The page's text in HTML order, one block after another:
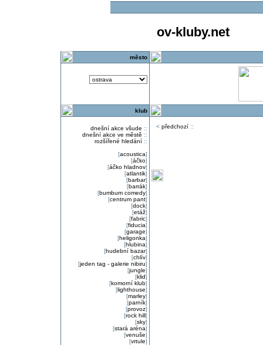
ov-kluby.net
město
klub
dnešní akce všude ::
dnešní akce ve městě ::
rozšířené hledání::
[acoustica]
[áčko]
[áčko hladnov]
[atlantik]
[barbar]
[barrák]
[bumbum comedy]
[centrum pant]
[dock]
[etáž]
[fabric]
[fiducia]
[garage]
[heligonka]
[hlubina]
[hudební bazar]
[chlív]
[jeden tag - galerie nibiru]
[jungle]
[klid]
[komorní klub]
[lighthouse]
[marley]
[parník]
[provoz]
[rock hill]
[sky]
[stará aréna]
[venuše]
[vrtule]
< předchozí::